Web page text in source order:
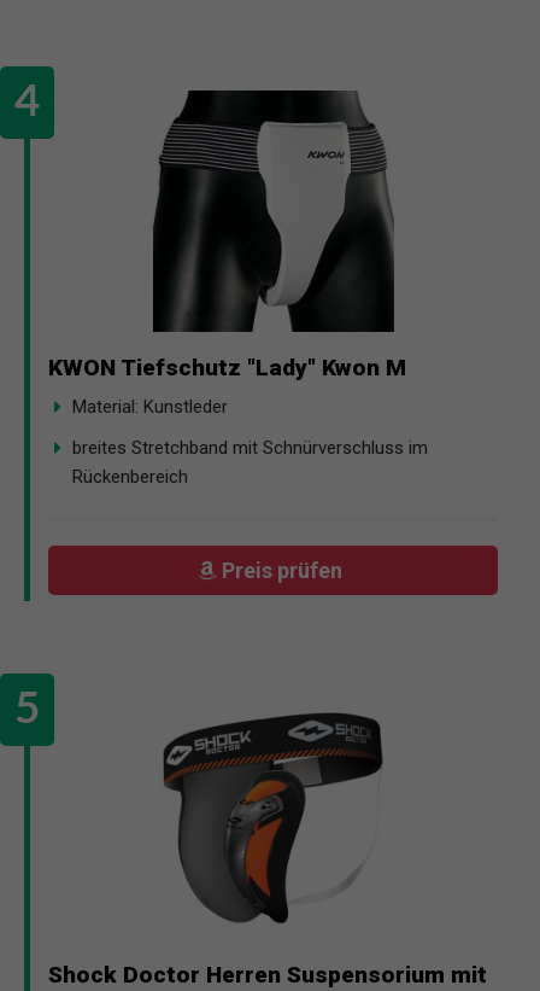
KWON Tiefschutz "Lady" Kwon M
Material: Kunstleder
breites Stretchband mit Schnürverschluss im
Rückenbereich
Preis prüfen
Shock Doctor Herren Suspensorium mit